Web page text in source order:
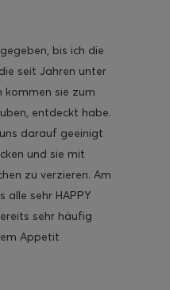
bis ich die
seit Jahren unter
kommen sie zum
entdeckt habe.
darauf geeinigt
und sie mit
zu verzieren. Am
alle sehr HAPPY
sehr häufig
Appetit